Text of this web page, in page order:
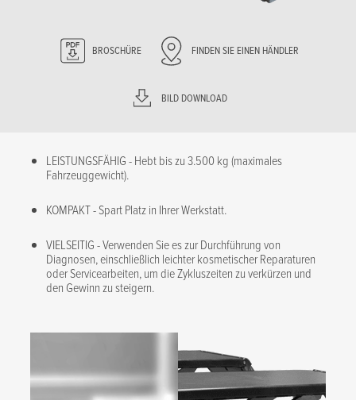
BROSCHÜRE FINDEN SIE EINEN HÄNDLER
BILD DOWNLOAD
LEISTUNGSFÄHIG - Hebt bis zu 3.500 kg (maximales
Fahrzeuggewicht).
KOMPAKT - Spart Platz in Ihrer Werkstatt.
VIELSEITIG - Verwenden Sie es zur Durchführung von
Diagnosen, einschließlich leichter kosmetischer Reparaturen
oder Servicearbeiten, um die Zykluszeiten zu verkürzen und
den Gewinn zu steigern.